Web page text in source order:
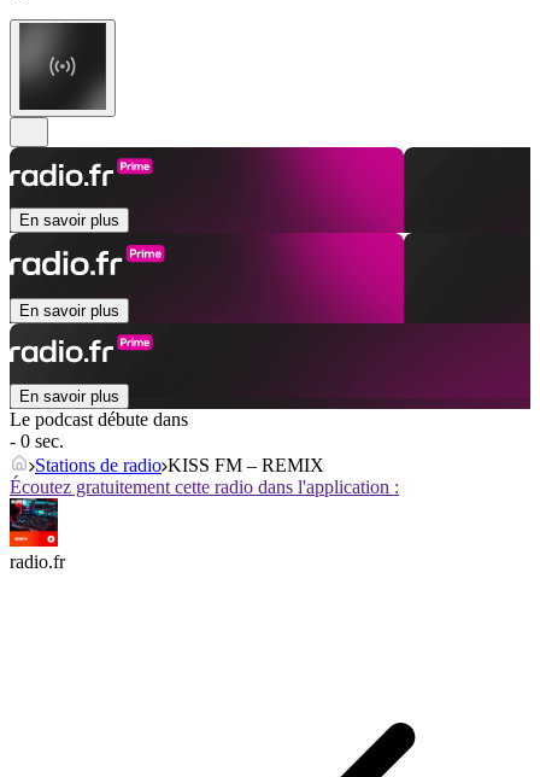
En savoir plus
En savoir plus
En savoir plus
Le podcast débute dans
- 0 sec.
Stations de radio KISS FM – REMIX
Écoutez gratuitement cette radio dans l'application :
radio.fr